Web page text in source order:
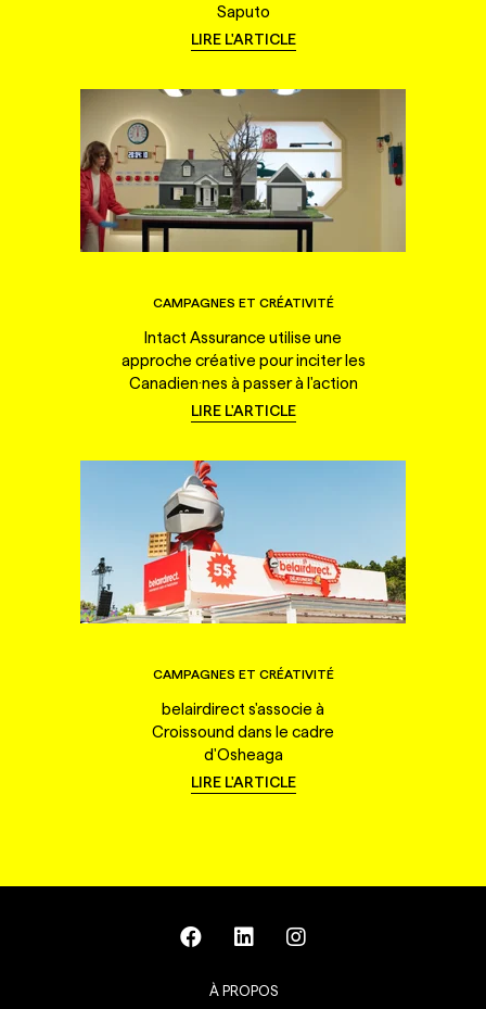
Saputo
LIRE L'ARTICLE
CAMPAGNES ET CRÉATIVITÉ
Intact Assurance utilise une
approche créative pour inciter les
Canadien·nes à passer à l'action
LIRE L'ARTICLE
CAMPAGNES ET CRÉATIVITÉ
belairdirect s'associe à
Croissound dans le cadre
d'Osheaga
LIRE L'ARTICLE
À PROPOS